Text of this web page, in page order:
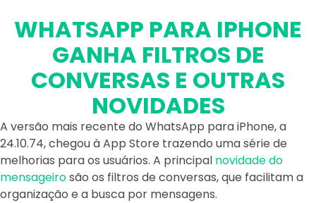
WHATSAPP PARA IPHONE
GANHA FILTROS DE
CONVERSAS E OUTRAS
NOVIDADES
A versão mais recente do WhatsApp para iPhone, a
24.10.74, chegou à App Store trazendo uma série de
melhorias para os usuários. A principal novidade do
mensageirosão os filtros de conversas, que facilitam a
organização e a busca por mensagens.